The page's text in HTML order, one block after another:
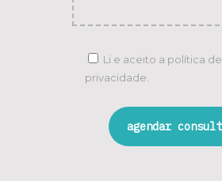
Li e aceito a política de
privacidade.